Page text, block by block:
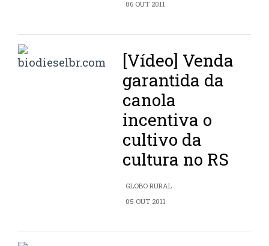
06 OUT 2011
[Vídeo] Venda
garantida da
canola
incentiva o
cultivo da
cultura no RS
GLOBO RURAL
05 OUT 2011